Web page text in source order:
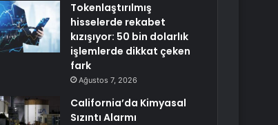
Tokenlaştırılmış
hisselerde rekabet
kızışıyor: 50 bin dolarlık
işlemlerde dikkat çeken
fark
Ağustos 7, 2026
California’da Kimyasal
Sızıntı Alarmı